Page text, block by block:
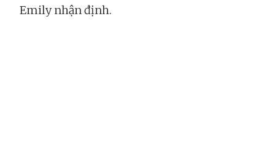
Emily nhận định.